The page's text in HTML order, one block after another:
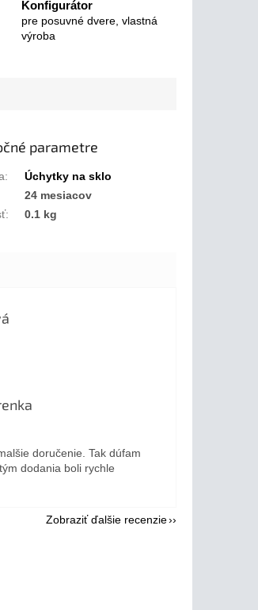
Konfigurátor
pre posuvné dvere, vlastná
výroba
parametre
:
Úchytky na sklo
24 mesiacov
: 0.1 kg
je 5 z 5 hviezdičiek.
je 5 z 5 hviezdičiek.
doručenie. Tak dúfam
dodania boli rychle
Zobraziť ďalšie recenzie